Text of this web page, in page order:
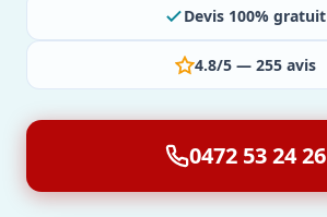
Devis 100% gratuit
4.8/5 — 255 avis
0472 53 24 26